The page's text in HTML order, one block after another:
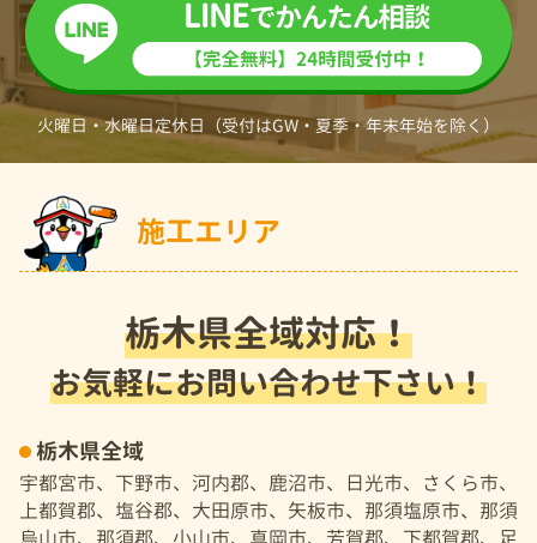
火曜日・水曜日定休日（受付はGW・夏季・年末年始を除く）
施工エリア
栃木県全域対応！
お気軽にお問い合わせ下さい！
栃木県全域
宇都宮市、下野市、河内郡、鹿沼市、日光市、さくら市、
上都賀郡、塩谷郡、大田原市、矢板市、那須塩原市、那須